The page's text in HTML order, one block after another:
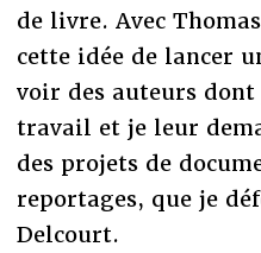
de livre. Avec
cette idée de lancer
voir des auteurs
travail et je leur
des projets de
reportages, que je
Delcourt.